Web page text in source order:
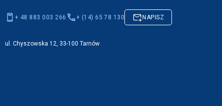
+ 48 883 003 266 + (14) 65 78 130 NAPISZ
ul. Chyszowska 12, 33-100 Tarnów